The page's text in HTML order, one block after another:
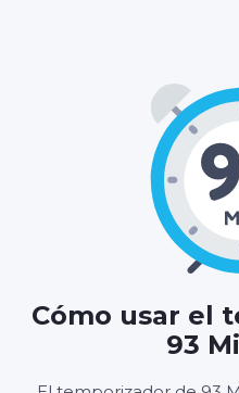
Cómo usar el
93
HORAS